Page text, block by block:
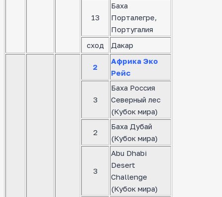
13
Баха
Порталегре,
Португалия
сход
Дакар
2
Африка Эко
Рейс
3
Баха Россия
Северный лес
(Кубок мира)
2
Баха Дубай
(Кубок мира)
3
Abu Dhabi
Desert
Challenge
(Кубок мира)